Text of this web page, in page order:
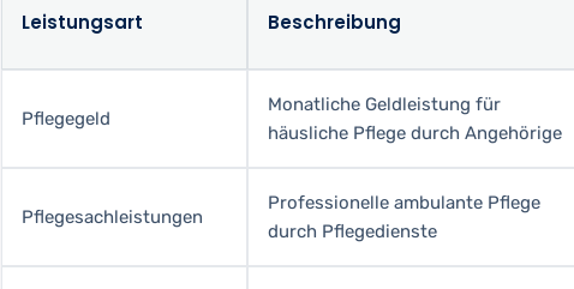
Leistungsart Beschreibung
Pflegegeld
Monatliche Geldleistung für
häusliche Pflege durch Angehörige
Pflegesachleistungen
Professionelle ambulante Pflege
durch Pflegedienste